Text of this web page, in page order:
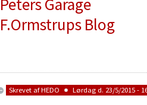
F.Ormstrups Blog
Skrevet afHEDO Lørdag d. 23/5/2015 -